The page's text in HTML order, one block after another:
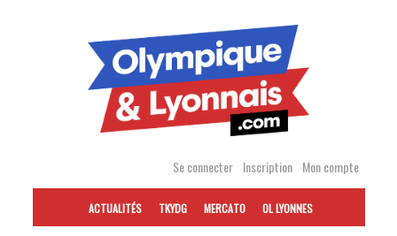
Se connecter Inscription Mon compte
ACTUALITÉS TKYDG MERCATO OL LYONNES